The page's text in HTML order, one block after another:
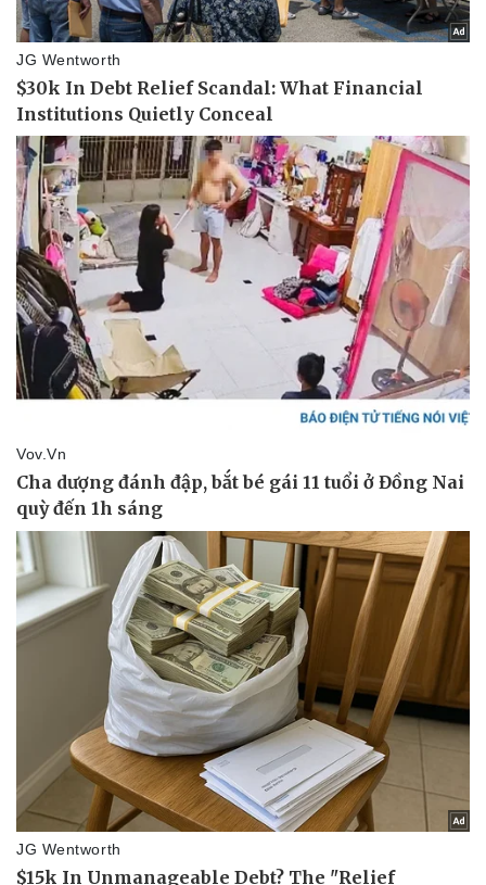
Doanh nghiệp
Thông tin doanh nghiệp
Doanh nghiệp 24h
Sành điệu
Tin Công nghệ
Trải nghiệm